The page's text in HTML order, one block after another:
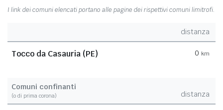
I link dei comuni elencati portano alle pagine dei rispettivi comuni limitrofi.
distanza
Tocco da Casauria (PE) 0 km
Comuni confinanti
(o di prima corona) distanza